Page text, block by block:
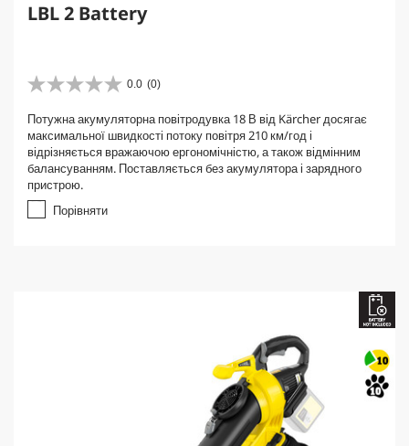
LBL 2 Battery
0.0 (0)
0
0
з
5
з
і
о
Потужна акумуляторна повітродувка 18 В від Kärcher досягає
максимальної швидкості потоку повітря 210 км/год і
відрізняється вражаючою ергономічністю, а також відмінним
балансуванням. Поставляється без акумулятора і зарядного
пристрою.
Порівняти